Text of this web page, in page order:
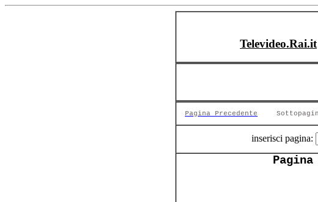
Televideo.Rai.it
Pagina Precedente
inserisci pagina: